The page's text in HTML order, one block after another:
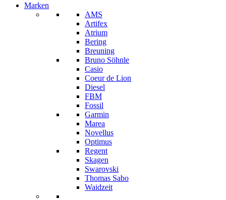
Marken
AMS
Artifex
Atrium
Bering
Breuning
Bruno Söhnle
Casio
Coeur de Lion
Diesel
FBM
Fossil
Garmin
Marea
Novellus
Optimus
Regent
Skagen
Swarovski
Thomas Sabo
Waidzeit